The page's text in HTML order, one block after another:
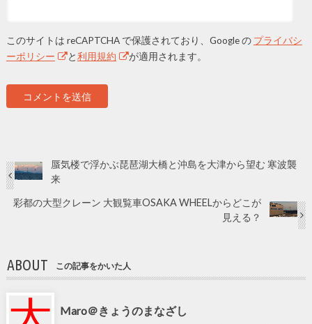
このサイトは reCAPTCHA で保護されており、Google の プライバシ
ーポリシー
と利用規約 が適用されます。
蜃気楼で浮かぶ琵琶湖大橋と沖島を大津から望む 寒波襲
来
彩都の大型クレーン 大観覧車OSAKA WHEELからどこが
見える？
ABOUT この記事をかいた人
Maro＠きょうのまなざし